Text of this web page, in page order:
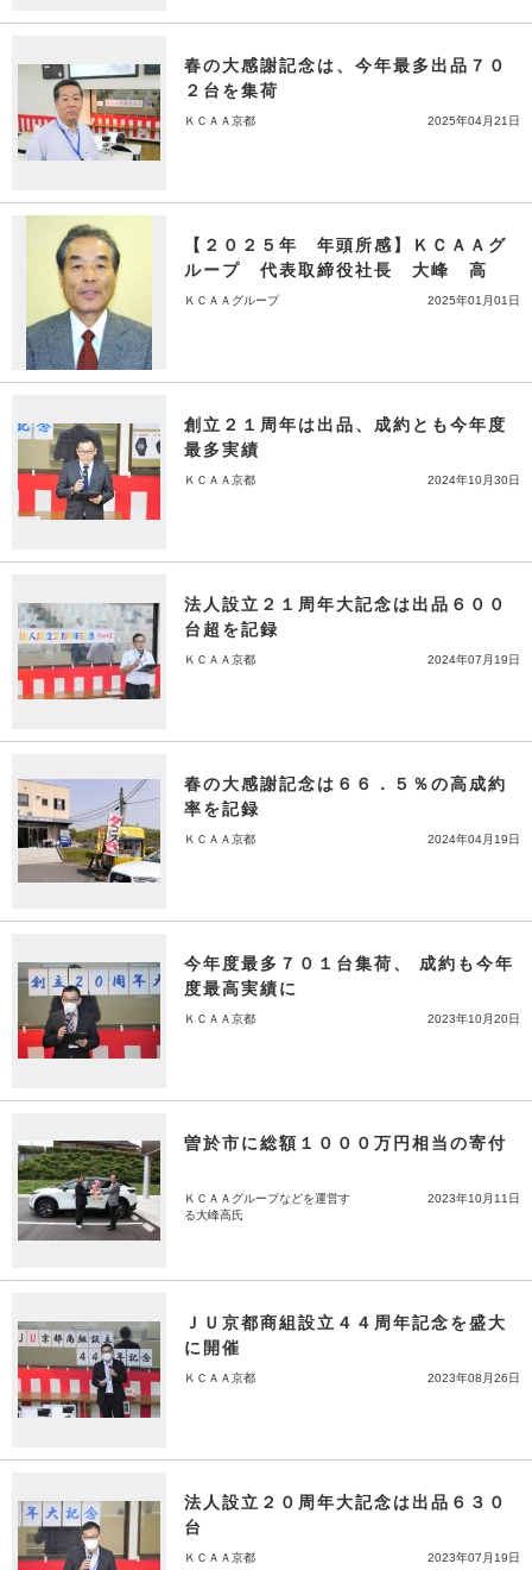
春の大感謝記念は、今年最多出品７０
２台を集荷
ＫＣＡＡ京都 2025年04月21日
【２０２５年 年頭所感】ＫＣＡＡグ
ループ 代表取締役社長 大峰 高
ＫＣＡＡグループ 2025年01月01日
創立２１周年は出品、成約とも今年度
最多実績
ＫＣＡＡ京都 2024年10月30日
法人設立２１周年大記念は出品６００
台超を記録
ＫＣＡＡ京都 2024年07月19日
春の大感謝記念は６６．５％の高成約
率を記録
ＫＣＡＡ京都 2024年04月19日
今年度最多７０１台集荷、 成約も今年
度最高実績に
ＫＣＡＡ京都 2023年10月20日
曽於市に総額１０００万円相当の寄付
ＫＣＡＡグループなどを運営す
る大峰高氏
2023年10月11日
ＪＵ京都商組設立４４周年記念を盛大
に開催
ＫＣＡＡ京都 2023年08月26日
法人設立２０周年大記念は出品６３０
台
ＫＣＡＡ京都 2023年07月19日